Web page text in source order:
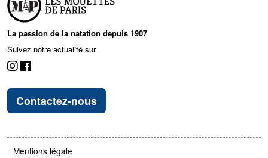
La passion de la natation depuis 1907
Suivez notre actualité sur
Contactez-nous
Mentions légale